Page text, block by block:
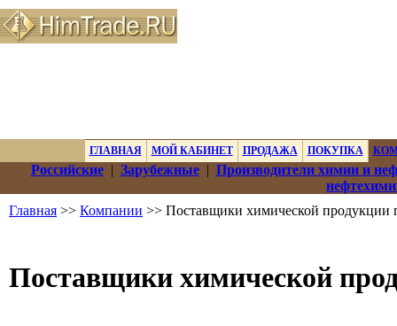
ГЛАВНАЯ МОЙ КАБИНЕТ ПРОДАЖА ПОКУПКА
Российские| Зарубежные| Производители химии и
Главная >> Компании >> Поставщики химической продукции
Поставщики химической